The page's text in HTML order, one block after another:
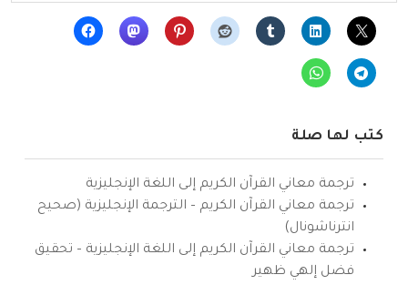
كتب لها صلة
ترجمة معاني القرآن الكريم إلى اللغة الإنجليزية
ترجمة معاني القرآن الكريم – الترجمة الإنجليزية (صحيح
انترناشونال)
ترجمة معاني القرآن الكريم إلى اللغة الإنجليزية – تحقيق
فضل إلهي ظهير